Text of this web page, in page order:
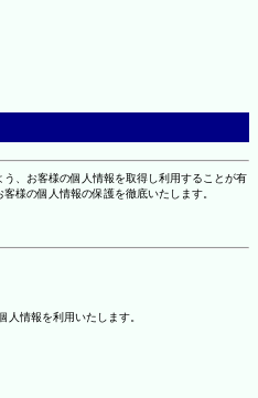
、お客様の個人情報を取得し利用することが有
様の個人情報の保護を徹底いたします。
情報を利用いたします。